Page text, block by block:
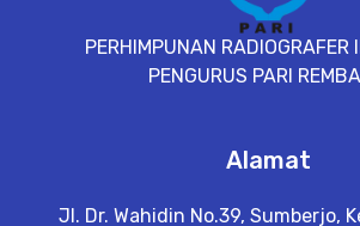
PERHIMPUNAN RADIOGRAFER
PENGURUS PARI
Alamat
Jl. Dr. Wahidin No.39, Sumberjo,